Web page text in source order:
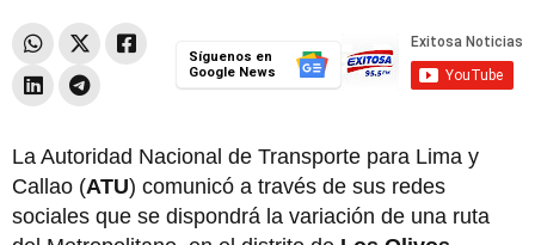
Síguenos en
Google News
La Autoridad Nacional de Transporte para Lima y
Callao (ATU) comunicó a través de sus redes
sociales que se dispondrá la variación de una ruta